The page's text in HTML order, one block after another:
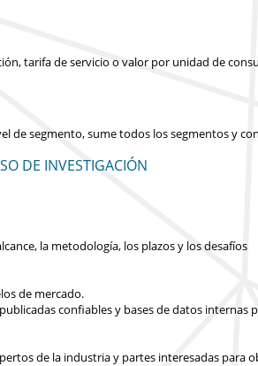
tarifa de servicio o valor por unidad de
de segmento, sume todos los segmentos y
DE INVESTIGACIÓN
la metodología, los plazos y los desafíos
de mercado.
confiables y bases de datos
de la industria y partes interesadas